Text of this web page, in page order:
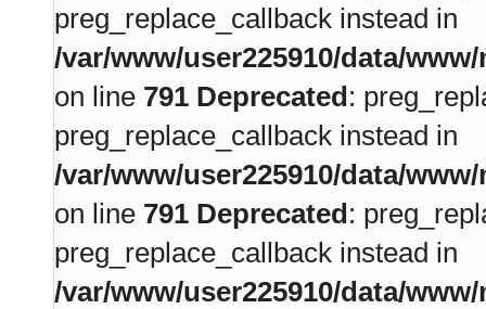
preg_replace_callback instead in
/var/www/user225910/data/
on line 791 Deprecated:
preg_replace_callback instead in
/var/www/user225910/data/
on line 791 Deprecated:
preg_replace_callback instead in
/var/www/user225910/data/